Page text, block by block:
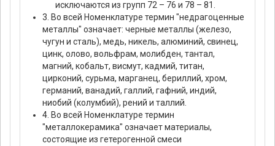
исключаются из групп 72 – 76 и 78 – 81.
3. Во всей Номенклатуре термин "недрагоценные
металлы" означает: черные металлы (железо,
чугун и сталь), медь, никель, алюминий, свинец,
цинк, олово, вольфрам, молибден, тантал,
магний, кобальт, висмут, кадмий, титан,
цирконий, сурьма, марганец, бериллий, хром,
германий, ванадий, галлий, гафний, индий,
ниобий (колумбий), рений и таллий.
4. Во всей Номенклатуре термин
"металлокерамика" означает материалы,
состоящие из гетерогенной смеси